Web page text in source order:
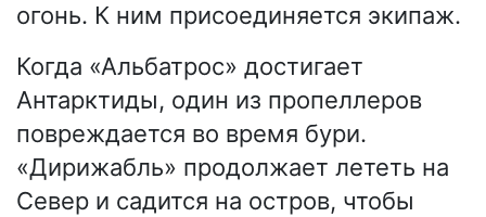
огонь. К ним присоединяется экипаж.
Когда «Альбатрос» достигает
Антарктиды, один из пропеллеров
повреждается во время бури.
«Дирижабль» продолжает лететь на
Север и садится на остров, чтобы